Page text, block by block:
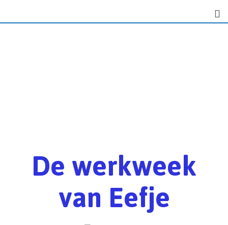
De werkweek
van Eefje